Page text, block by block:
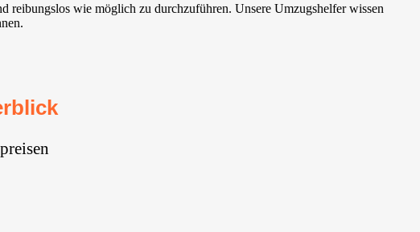
wie möglich zu durchzuführen. Unsere Umzugshelfer wissen